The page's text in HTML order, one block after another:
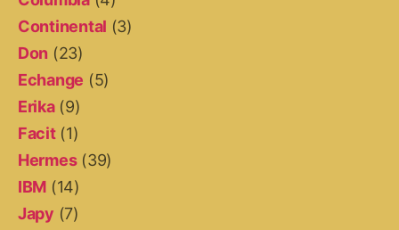
Continental (3)
Don (23)
Echange (5)
Erika(9)
Facit(1)
Hermes(39)
IBM (14)
Japy (7)